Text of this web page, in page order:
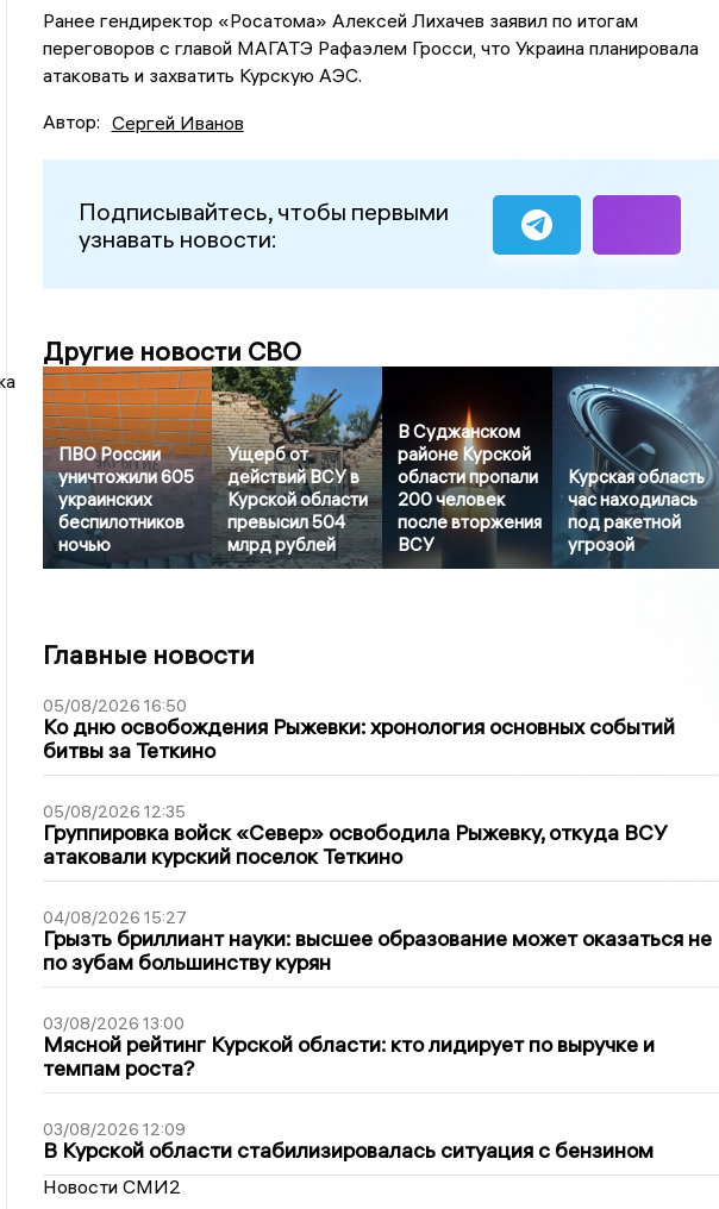
Ранее гендиректор «Росатома» Алексей Лихачев заявил по итогам
переговоров с главой МАГАТЭ Рафаэлем Гросси, что Украина планировала
атаковать и захватить Курскую АЭС.
Автор: Сергей Иванов
Подписывайтесь, чтобы первыми
узнавать новости:
Другие новости СВО
ПВО России
уничтожили 605
украинских
беспилотников
ночью
Ущерб от
действий ВСУ в
Курской области
превысил 504
млрд рублей
В Суджанском
районе Курской
области пропали
200 человек
после вторжения
ВСУ
Курская область
час находилась
под ракетной
угрозой
Главные новости
05/08/2026 16:50
Ко дню освобождения Рыжевки: хронология основных событий
битвы за Теткино
05/08/2026 12:35
Группировка войск «Север» освободила Рыжевку, откуда ВСУ
атаковали курский поселок Теткино
04/08/2026 15:27
Грызть бриллиант науки: высшее образование может оказаться не
по зубам большинству курян
03/08/2026 13:00
Мясной рейтинг Курской области: кто лидирует по выручке и
темпам роста?
03/08/2026 12:09
В Курской области стабилизировалась ситуация с бензином
Новости СМИ2